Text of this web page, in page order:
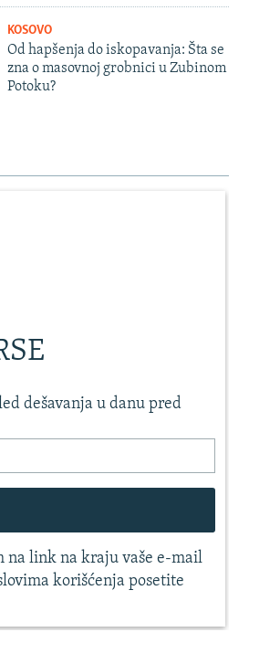
KOSOVO
Od hapšenja do iskopavanja: Šta se
zna o masovnoj grobnici u Zubinom
Potoku?